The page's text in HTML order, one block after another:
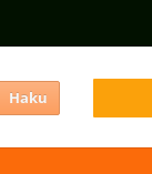
Haku